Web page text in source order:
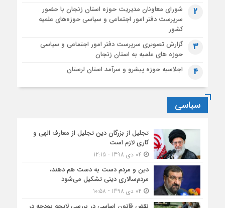
2
شورای معاونان مدیریت حوزه استان زنجان با حضور
سرپرست دفتر امور اجتماعی و سیاسی حوزه‌های علمیه
کشور
3
گزارش تصویری سرپرست دفتر امور اجتماعی و سیاسی
حوزه های علمیه به استان زنجان
4 اجلاسیه حوزه پیشرو و سرآمد استان لرستان
سیاسی
تجلیل از بزرگان دین تجلیل از معارف الهی و
کاری لازم است
دین و مردم دست به‌ دست هم دهند،
مردم‌سالاری دینی تشکیل می‌شود